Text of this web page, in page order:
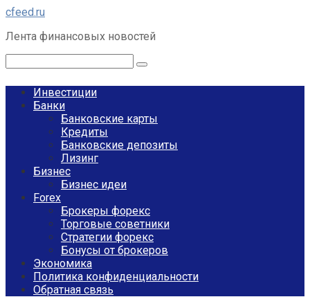
Перейти
контенту
cfeed.ru
Лента финансовых новостей
Инвестиции
Банки
Банковские карты
Кредиты
Банковские депозиты
Лизинг
Бизнес
Бизнес идеи
Forex
Брокеры форекс
Торговые советники
Стратегии форекс
Бонусы от брокеров
Экономика
Политика конфиденциальности
Обратная связь